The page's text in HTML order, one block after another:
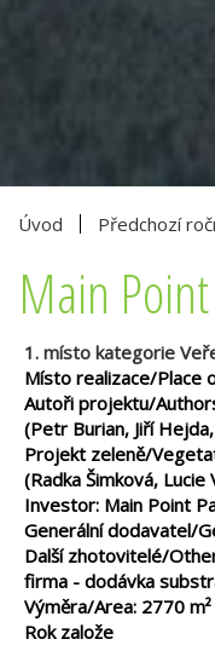
Úvod Předchozí
Main
1. místo kategorie
Místo realizace/Place
Autoři projektu/
(Petr Burian, Jiří
Projekt zeleně/
(Radka Šimková, Lucie
Investor: Main Point
Generální dodavatel/
Další zhotovitelé/
firma - dodávka
Výměra/Area: 2770 m²
Rok založe